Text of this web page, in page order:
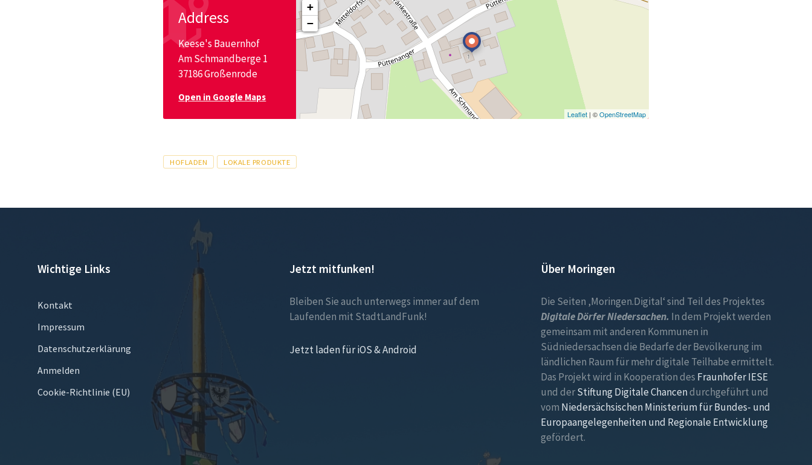
Address
Keese's Bauernhof
Am Schmandberge 1
37186 Großenrode
Open in Google Maps
+
−
Leaflet| ©OpenStreetMap
Tags
HOFLADEN LOKALE PRODUKTE
Wichtige Links
Kontakt
Impressum
Datenschutzerklärung
Anmelden
Cookie-Richtlinie (EU)
Jetzt mitfunken!
Bleiben Sie auch unterwegs immer auf dem
Laufenden mit StadtLandFunk!
Jetzt laden für iOS & Android
Über Moringen
Die Seiten ‚Moringen.Digital‘ sind Teil des Projektes
Digitale Dörfer Niedersachen. In dem Projekt werden
gemeinsam mit anderen Kommunen in
Südniedersachsen die Bedarfe der Bevölkerung im
ländlichen Raum für mehr digitale Teilhabe ermittelt.
Das Projekt wird in Kooperation des Fraunhofer IESE
und derStiftung Digitale Chancendurchgeführt und
vom Niedersächsischen Ministerium für Bundes- und
Europaangelegenheiten und Regionale Entwicklung
gefördert.